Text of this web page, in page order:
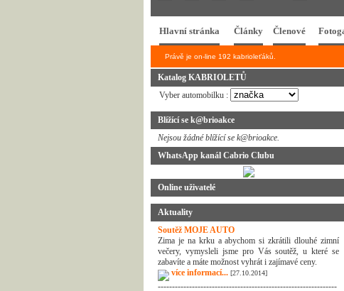
Hlavní stránka Články Členové
Právě je on-line 192 kabrioleťáků.
Katalog KABRIOLETŮ
Vyber automobilku :
Blížící se k@brioakce
Nejsou žádné blížící se k@brioakce.
WhatsApp kanál Cabrio Clubu
Online uživatelé
Aktuality
Soutěž MOJE AUTO
Zima je na krku a abychom si zkrátili dlouhé zimní
večery, vymysleli jsme pro Vás soutěž, u které se
zabavíte a máte možnost vyhrát i zajímavé ceny.
více informací... [27.10.2014]
---------------------------------------------------------------